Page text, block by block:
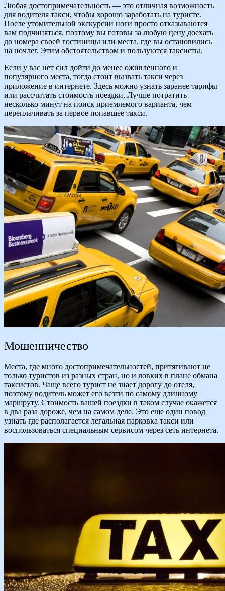
Любая достопримечательность — это отличная возможность
для водителя такси, чтобы хорошо заработать на туристе.
После утомительной экскурсии ноги просто отказываются
вам подчиняться, поэтому вы готовы за любую цену доехать
до номера своей гостиницы или места. где вы остановились
на ночлег. Этим обстоятельством и пользуются таксисты.
Если у вас нет сил дойти до менее оживленного и
популярного места, тогда стоит вызвать такси через
приложение в интернете. Здесь можно узнать заранее тарифы
или рассчитать стоимость поездки. Лучше потратить
несколько минут на поиск приемлемого варианта, чем
переплачивать за первое попавшее такси.
Мошенничество
Места, где много достопримечательностей, притягивают не
только туристов из разных стран, но и ловких в плане обмана
таксистов. Чаще всего турист не знает дорогу до отеля,
поэтому водитель может его везти по самому длинному
маршруту. Стоимость вашей поездки в таком случае окажется
в два раза дороже, чем на самом деле. Это еще один повод
узнать где располагается легальная парковка такси или
воспользоваться специальным сервисом через сеть интернета.